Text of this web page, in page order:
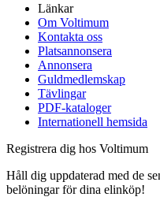
Länkar
Om Voltimum
Kontakta oss
Platsannonsera
Annonsera
Guldmedlemskap
Tävlingar
PDF-kataloger
Internationell hemsida
Registrera dig hos Voltimum
Håll dig uppdaterad med de
belöningar för dina elinköp!